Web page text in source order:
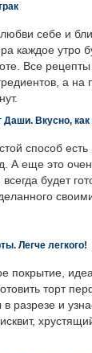
себе и
каждое утро
Все рецепты
а на
Вкусно, как
способ есть
А еще это
будет
Легче легкого!
покрытие,
торт
разрезе и